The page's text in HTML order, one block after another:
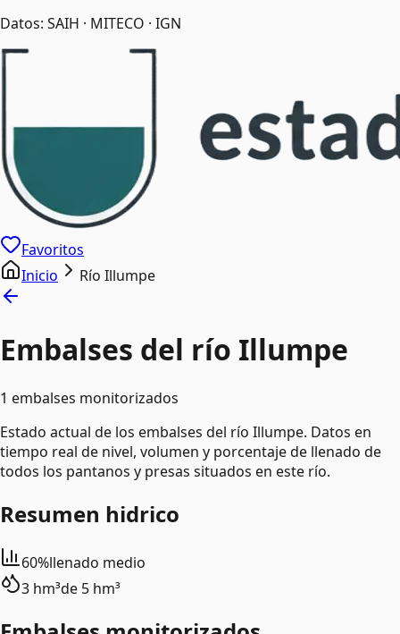
Datos: SAIH · MITECO · IGN
Favoritos
Inicio
Río Illumpe
Embalses del río Illumpe
1 embalses monitorizados
Estado actual de los embalses del río Illumpe. Datos en
tiempo real de nivel, volumen y porcentaje de llenado de
todos los pantanos y presas situados en este río.
Resumen hidrico
60%llenado medio
3 hm³de 5 hm³